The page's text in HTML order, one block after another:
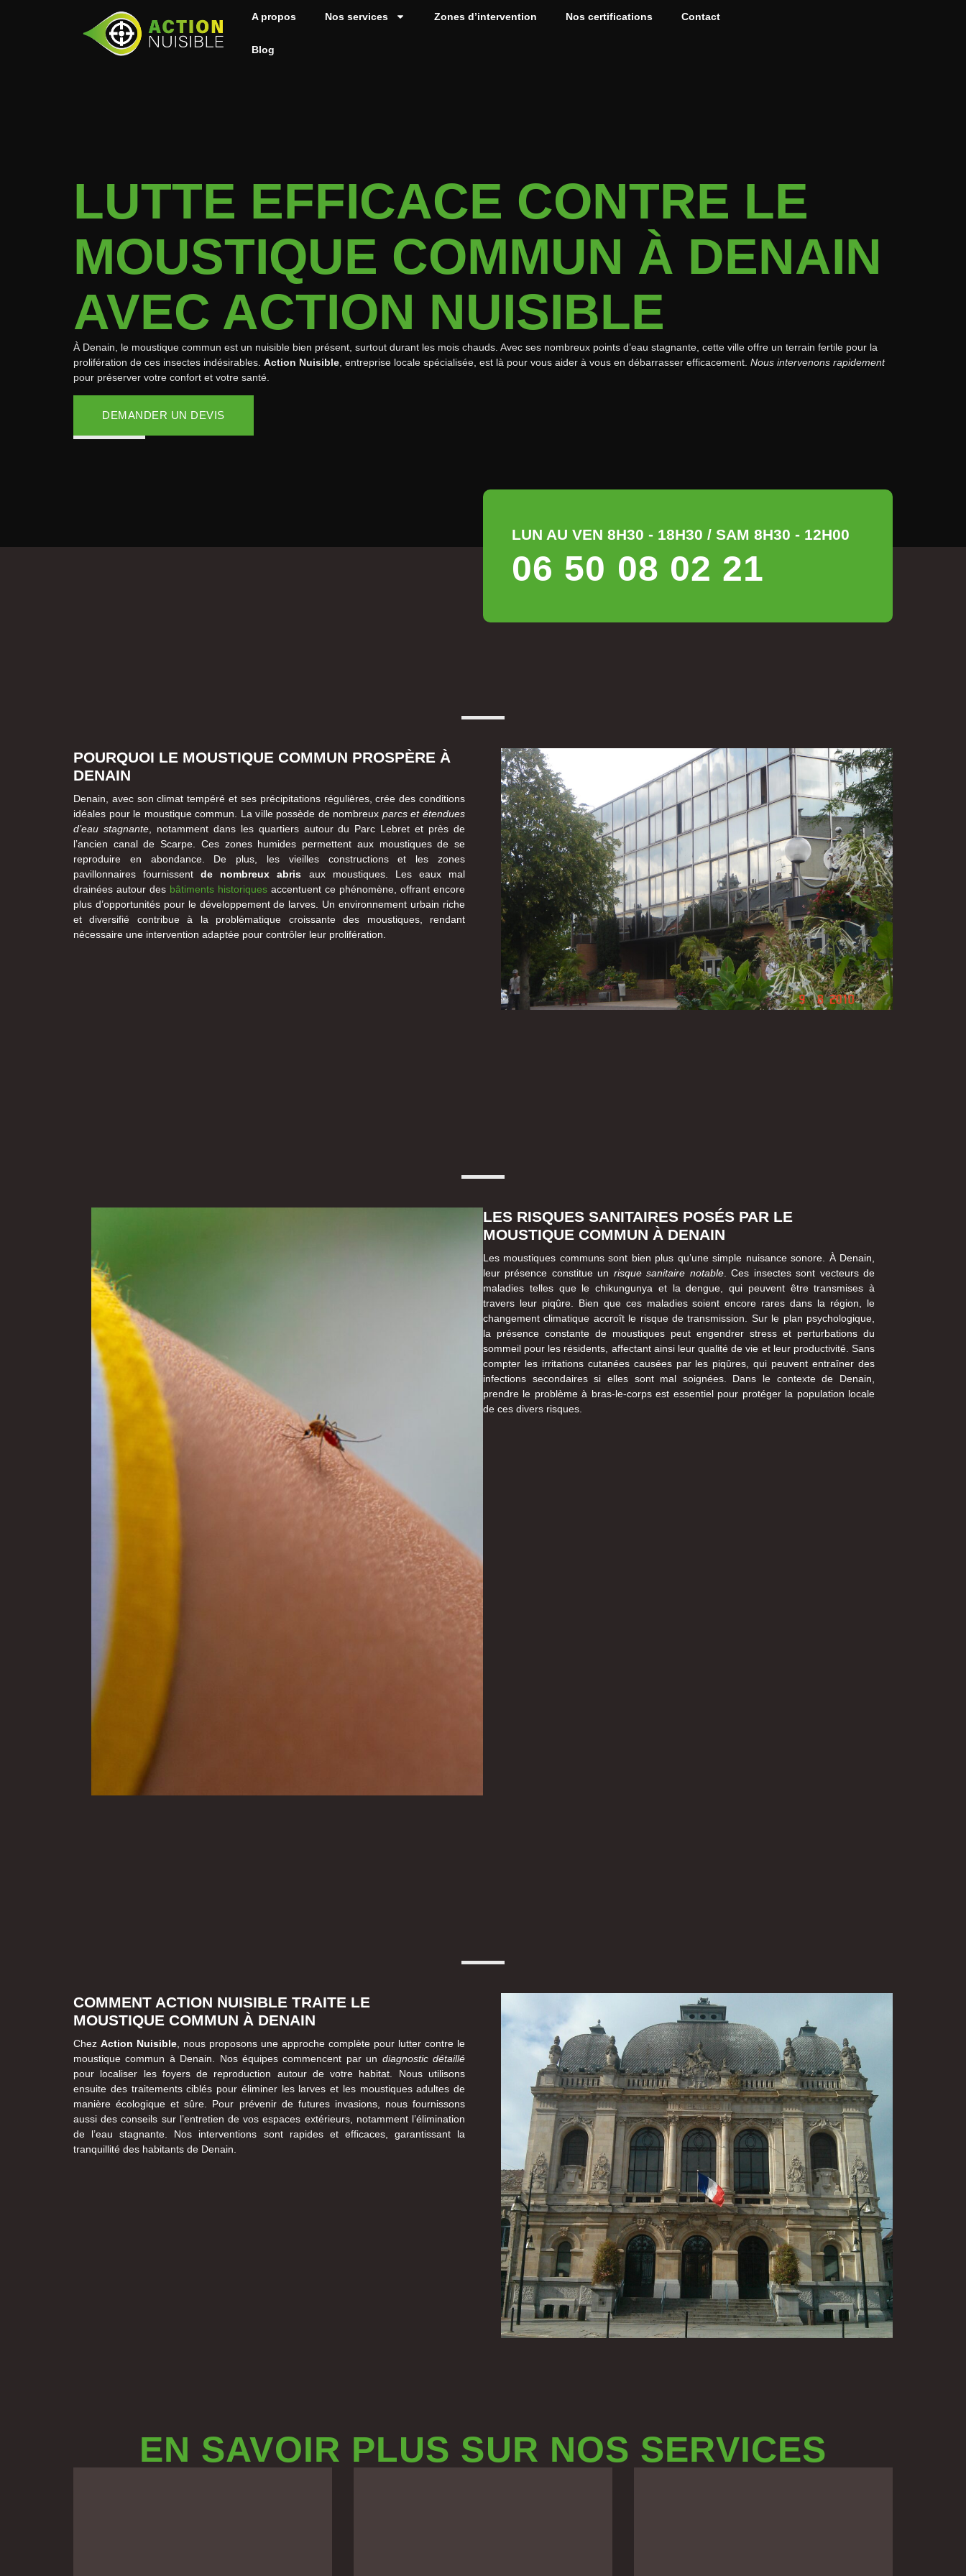
A propos Nos services Zones d’intervention Nos certifications Contact
Blog
LUTTE EFFICACE CONTRE LE
MOUSTIQUE COMMUN À DENAIN
AVEC ACTION NUISIBLE
À Denain, le moustique commun est un nuisible bien présent, surtout durant les mois chauds. Avec ses nombreux points d’eau stagnante, cette ville offre un terrain fertile pour la
prolifération de ces insectes indésirables. Action Nuisible , entreprise locale spécialisée, est là pour vous aider à vous en débarrasser efficacement. Nous intervenons rapidement
pour préserver votre confort et votre santé.
DEMANDER UN DEVIS
LUN AU VEN 8H30 - 18H30 / SAM 8H30 - 12H00
06 50 08 02 21
POURQUOI LE MOUSTIQUE COMMUN PROSPÈRE À
DENAIN
Denain, avec son climat tempéré et ses précipitations régulières, crée des conditions
idéales pour le moustique commun. La ville possède de nombreux parcs et étendues
d’eau stagnante, notamment dans les quartiers autour du Parc Lebret et près de
l’ancien canal de Scarpe. Ces zones humides permettent aux moustiques de se
reproduire en abondance. De plus, les vieilles constructions et les zones
pavillonnaires fournissentde nombreux abris aux moustiques. Les eaux mal
drainées autour des bâtiments historiques accentuent ce phénomène, offrant encore
plus d’opportunités pour le développement de larves. Un environnement urbain riche
et diversifié contribue à la problématique croissante des moustiques, rendant
nécessaire une intervention adaptée pour contrôler leur prolifération.
LES RISQUES SANITAIRES POSÉS PAR LE
MOUSTIQUE COMMUN À DENAIN
Les moustiques communs sont bien plus qu’une simple nuisance sonore. À Denain,
leur présence constitue un risque sanitaire notable. Ces insectes sont vecteurs de
maladies telles que le chikungunya et la dengue, qui peuvent être transmises à
travers leur piqûre. Bien que ces maladies soient encore rares dans la région, le
changement climatique accroît le risque de transmission. Sur le plan psychologique,
la présence constante de moustiques peut engendrer stress et perturbations du
sommeil pour les résidents, affectant ainsi leur qualité de vie et leur productivité. Sans
compter les irritations cutanées causées par les piqûres, qui peuvent entraîner des
infections secondaires si elles sont mal soignées. Dans le contexte de Denain,
prendre le problème à bras-le-corps est essentiel pour protéger la population locale
de ces divers risques.
COMMENT ACTION NUISIBLE TRAITE LE
MOUSTIQUE COMMUN À DENAIN
Chez Action Nuisible , nous proposons une approche complète pour lutter contre le
moustique commun à Denain. Nos équipes commencent par un diagnostic détaillé
pour localiser les foyers de reproduction autour de votre habitat. Nous utilisons
ensuite des traitements ciblés pour éliminer les larves et les moustiques adultes de
manière écologique et sûre. Pour prévenir de futures invasions, nous fournissons
aussi des conseils sur l’entretien de vos espaces extérieurs, notamment l’élimination
de l’eau stagnante. Nos interventions sont rapides et efficaces, garantissant la
tranquillité des habitants de Denain.
EN SAVOIR PLUS SUR NOS SERVICES